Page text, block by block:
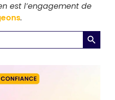
est l’engagement de
.
Search